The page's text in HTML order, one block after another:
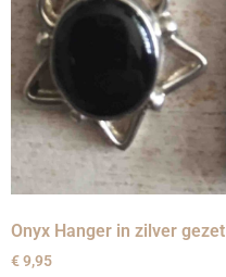
Onyx Hanger in zilver gezet
€9,95